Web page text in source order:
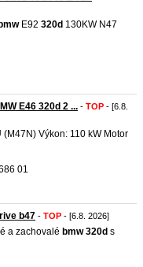
bmwE92 320d 130KW N47
E46 320d 2 ... - TOP - [6.8.
(M47N) Výkon: 110 kW Motor
01
b47 - TOP - [6.8. 2026]
a zachovalé bmw 320d s